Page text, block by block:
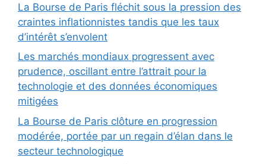
La Bourse de Paris fléchit sous la pression des
craintes inflationnistes tandis que les taux
d’intérêt s’envolent
Les marchés mondiaux progressent avec
prudence, oscillant entre l’attrait pour la
technologie et des données économiques
mitigées
La Bourse de Paris clôture en progression
modérée, portée par un regain d’élan dans le
secteur technologique